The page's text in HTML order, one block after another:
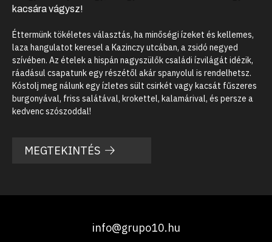
kacsára vágysz!
Éttermünk tökéletes választás, ha minőségi ízeket és kellemes,
laza hangulatot keresel a Kazinczy utcában, a zsidó negyed
szívében. Az ételek a hispán nagyszülők családi ízvilágát idézik,
ráadásul csapatunk egy részétől akár spanyolul is rendelhetsz.
Kóstolj meg nálunk egy ízletes sült csirkét vagy kacsát fűszeres
burgonyával, friss salátával, krokettel, kalamárival, és persze a
kedvenc szószoddal!
MEGTEKINTÉS
info@grupo10.hu